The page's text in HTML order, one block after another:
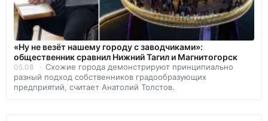
«Ну не везёт нашему городу с заводчиками»:
общественник сравнил Нижний Тагил и Магнитогорск
05.08
Схожие города демонстрируют принципиально
разный подход собственников градообразующих
предприятий, считает Анатолий Толстов.